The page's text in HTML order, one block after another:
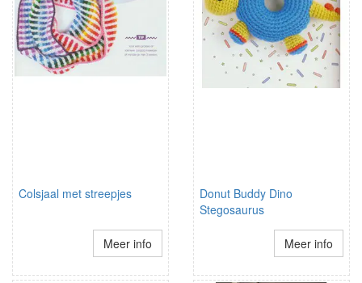
Colsjaal met streepjes
Meer info
Donut Buddy Dino
Stegosaurus
Meer info